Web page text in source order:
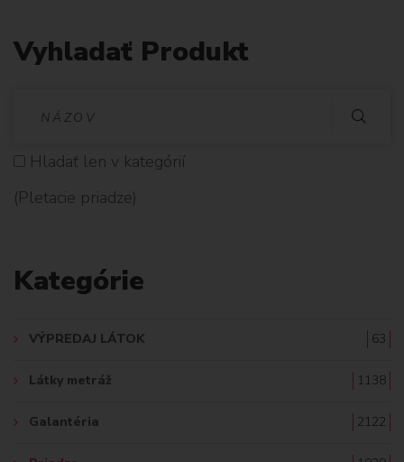
Vyhladať Produkt
D
Hladať len v kategórií
(Pletacie priadze)
Kategórie
VÝPREDAJ LÁTOK 63
Látky metráž 1138
Galantéria 2122